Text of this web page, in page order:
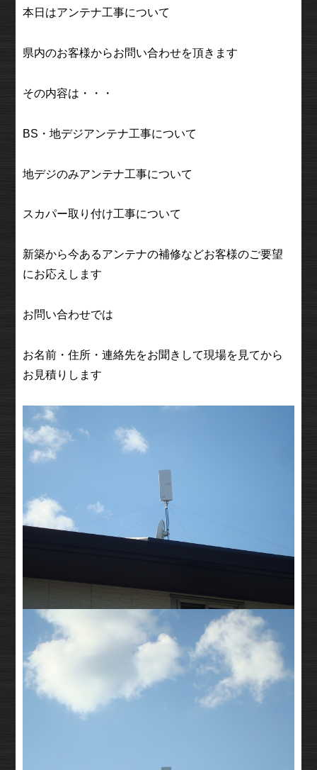
本日はアンテナ工事について
県内のお客様からお問い合わせを頂きます
その内容は・・・
BS・地デジアンテナ工事について
地デジのみアンテナ工事について
スカパー取り付け工事について
新築から今あるアンテナの補修などお客様のご要望
にお応えします
お問い合わせでは
お名前・住所・連絡先をお聞きして現場を見てから
お見積りします